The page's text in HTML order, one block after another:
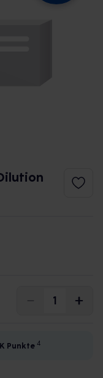
Punkte 4